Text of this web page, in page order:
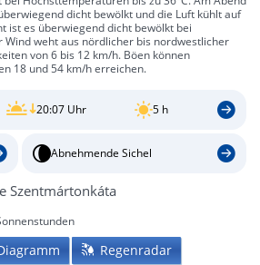
dicht bewölkt und die Luft kühlt auf
ist es überwiegend dicht bewölkt bei
Wind weht aus nördlicher bis nordwestlicher
von 6 bis 12 km/h. Böen können
18 und 54 km/h erreichen.
20:07 Uhr 5 h
Abnehmende Sichel
Szentmártonkáta
Regenradar